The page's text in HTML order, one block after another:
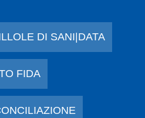
DI SANI|DATA
FIDA